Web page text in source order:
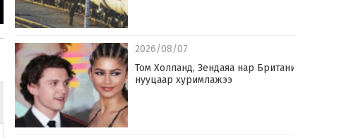
2026/08/07
Том Холланд, Зендаяа нар Британид
нууцаар хуримлажээ